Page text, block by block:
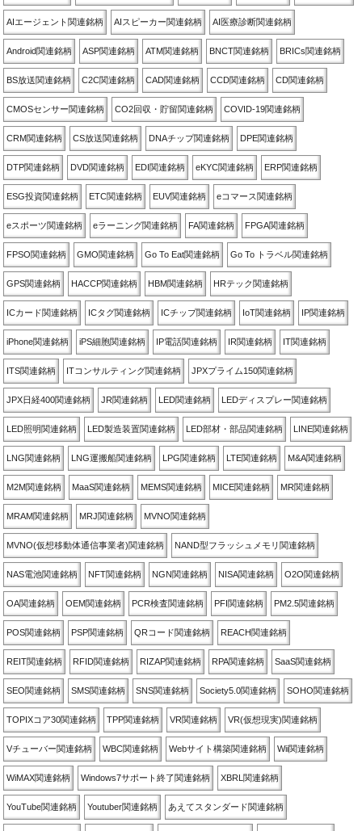
AIエージェント関連銘柄 AIスピーカー関連銘柄 AI医療診断関連銘柄
Android関連銘柄 ASP関連銘柄 ATM関連銘柄 BNCT関連銘柄 BRICs関連銘柄
BS放送関連銘柄 C2C関連銘柄 CAD関連銘柄 CCD関連銘柄 CD関連銘柄
CMOSセンサー関連銘柄 CO2回収・貯留関連銘柄 COVID-19関連銘柄
CRM関連銘柄 CS放送関連銘柄 DNAチップ関連銘柄 DPE関連銘柄
DTP関連銘柄 DVD関連銘柄 EDI関連銘柄 eKYC関連銘柄 ERP関連銘柄
ESG投資関連銘柄 ETC関連銘柄 EUV関連銘柄 eコマース関連銘柄
eスポーツ関連銘柄 eラーニング関連銘柄 FA関連銘柄 FPGA関連銘柄
FPSO関連銘柄 GMO関連銘柄 Go To Eat関連銘柄 Go To トラベル関連銘柄
GPS関連銘柄 HACCP関連銘柄 HBM関連銘柄 HRテック関連銘柄
ICカード関連銘柄 ICタグ関連銘柄 ICチップ関連銘柄 IoT関連銘柄 IP関連銘柄
iPhone関連銘柄 iPS細胞関連銘柄 IP電話関連銘柄 IR関連銘柄 IT関連銘柄
ITS関連銘柄 ITコンサルティング関連銘柄 JPXプライム150関連銘柄
JPX日経400関連銘柄 JR関連銘柄 LED関連銘柄 LEDディスプレー関連銘柄
LED照明関連銘柄 LED製造装置関連銘柄 LED部材・部品関連銘柄 LINE関連銘柄
LNG関連銘柄 LNG運搬船関連銘柄 LPG関連銘柄 LTE関連銘柄 M&A関連銘柄
M2M関連銘柄 MaaS関連銘柄 MEMS関連銘柄 MICE関連銘柄 MR関連銘柄
MRAM関連銘柄 MRJ関連銘柄 MVNO関連銘柄
MVNO(仮想移動体通信事業者)関連銘柄 NAND型フラッシュメモリ関連銘柄
NAS電池関連銘柄 NFT関連銘柄 NGN関連銘柄 NISA関連銘柄 O2O関連銘柄
OA関連銘柄 OEM関連銘柄 PCR検査関連銘柄 PFI関連銘柄 PM2.5関連銘柄
POS関連銘柄 PSP関連銘柄 QRコード関連銘柄 REACH関連銘柄
REIT関連銘柄 RFID関連銘柄 RIZAP関連銘柄 RPA関連銘柄 SaaS関連銘柄
SEO関連銘柄 SMS関連銘柄 SNS関連銘柄 Society5.0関連銘柄 SOHO関連銘柄
TOPIXコア30関連銘柄 TPP関連銘柄 VR関連銘柄 VR(仮想現実)関連銘柄
Vチューバー関連銘柄 WBC関連銘柄 Webサイト構築関連銘柄 Wii関連銘柄
WiMAX関連銘柄 Windows7サポート終了関連銘柄 XBRL関連銘柄
YouTube関連銘柄 Youtuber関連銘柄 あえてスタンダード関連銘柄